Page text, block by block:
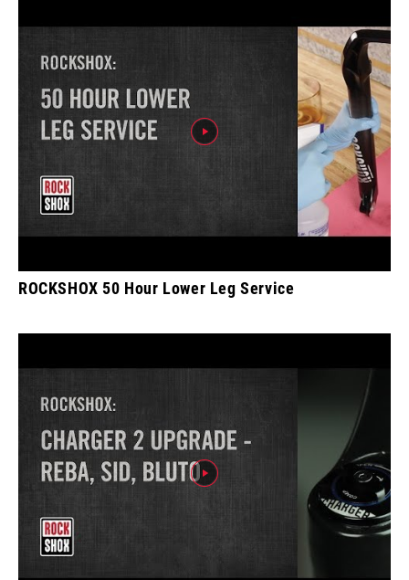
ROCKSHOX 50 Hour Lower Leg Service